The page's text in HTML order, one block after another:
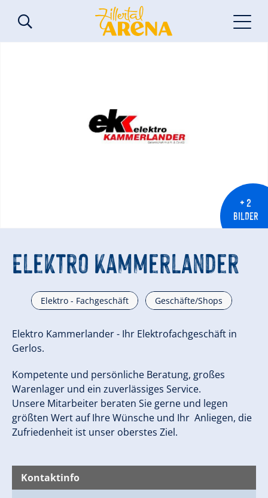
+ 2
BILDER
Elektro Kammerlander
Elektro - Fachgeschäft Geschäfte/Shops
Elektro Kammerlander - Ihr Elektrofachgeschäft in
Gerlos.
Kompetente und persönliche Beratung, großes
Warenlager und ein zuverlässiges Service.
Unsere Mitarbeiter beraten Sie gerne und legen
größten Wert auf Ihre Wünsche und Ihr Anliegen, die
Zufriedenheit ist unser oberstes Ziel.
Kontaktinfo